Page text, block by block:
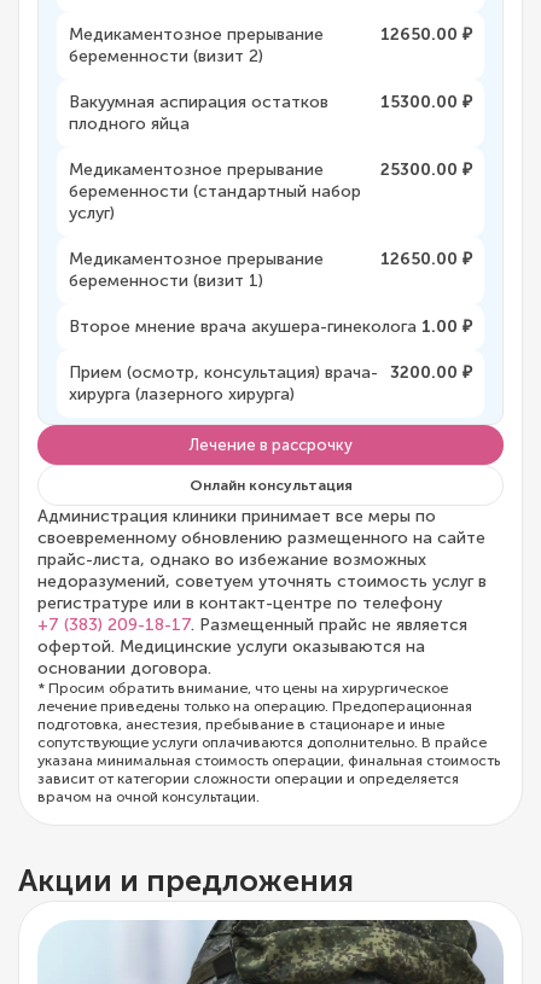
Медикаментозное прерывание
беременности (визит 2)
12650.00 ₽
Вакуумная аспирация остатков
плодного яйца
15300.00 ₽
Медикаментозное прерывание
беременности (стандартный набор
услуг)
25300.00 ₽
Медикаментозное прерывание
беременности (визит 1)
12650.00 ₽
Второе мнение врача акушера-гинеколога 1.00 ₽
Прием (осмотр, консультация) врача-
хирурга (лазерного хирурга)
3200.00 ₽
Лечение в рассрочку
Онлайн консультация
Администрация клиники принимает все меры по
своевременному обновлению размещенного на сайте
прайс-листа, однако во избежание возможных
недоразумений, советуем уточнять стоимость услуг в
регистратуре или в контакт-центре по телефону
+7 (383) 209-18-17. Размещенный прайс не является
офертой. Медицинские услуги оказываются на
основании договора.
* Просим обратить внимание, что цены на хирургическое
лечение приведены только на операцию. Предоперационная
подготовка, анестезия, пребывание в стационаре и иные
сопутствующие услуги оплачиваются дополнительно. В прайсе
указана минимальная стоимость операции, финальная стоимость
зависит от категории сложности операции и определяется
врачом на очной консультации.
Акции и предложения